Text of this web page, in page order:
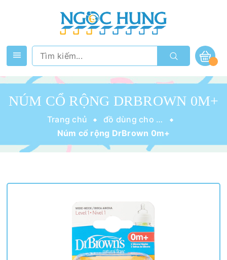
NÚM CỔ RỘNG DRBROWN 0M+
Trang chủ
đồ dùng cho bé
Núm cổ rộng DrBrown 0m+